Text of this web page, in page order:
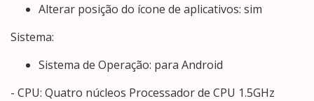
Alterar posição do ícone de aplicativos: sim
Sistema:
Sistema de Operação: para Android
- CPU: Quatro núcleos Processador de CPU 1.5GHz